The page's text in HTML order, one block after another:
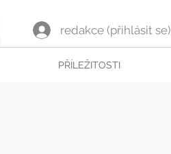
redakce (přihlásit se)
PŘÍLEŽITOSTI